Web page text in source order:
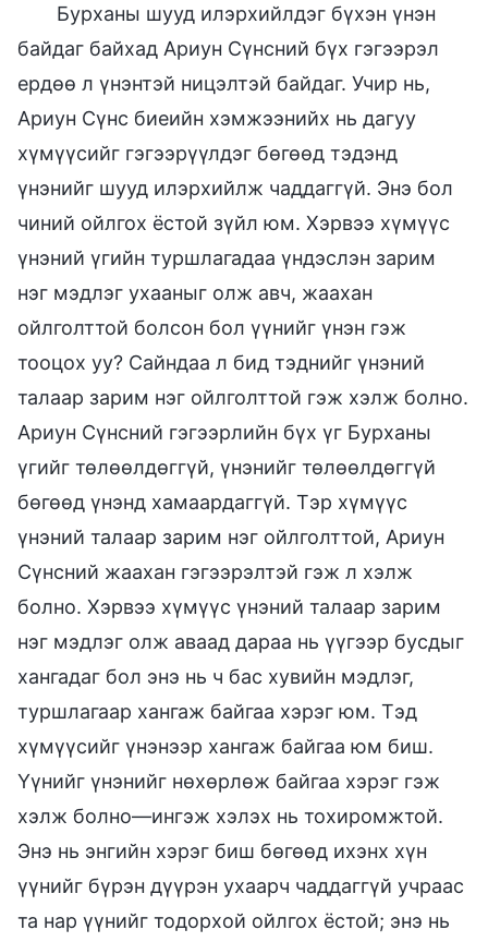
Бурханы шууд илэрхийлдэг бүхэн үнэн
байдаг байхад Ариун Сүнсний бүх гэгээрэл
ердөө л үнэнтэй ницэлтэй байдаг. Учир нь,
Ариун Сүнс биеийн хэмжээнийх нь дагуу
хүмүүсийг гэгээрүүлдэг бөгөөд тэдэнд
үнэнийг шууд илэрхийлж чаддаггүй. Энэ бол
чиний ойлгох ёстой зүйл юм. Хэрвээ хүмүүс
үнэний үгийн туршлагадаа үндэслэн зарим
нэг мэдлэг ухааныг олж авч, жаахан
ойлголттой болсон бол үүнийг үнэн гэж
тооцох уу? Сайндаа л бид тэднийг үнэний
талаар зарим нэг ойлголттой гэж хэлж болно.
Ариун Сүнсний гэгээрлийн бүх үг Бурханы
үгийг төлөөлдөггүй, үнэнийг төлөөлдөггүй
бөгөөд үнэнд хамаардаггүй. Тэр хүмүүс
үнэний талаар зарим нэг ойлголттой, Ариун
Сүнсний жаахан гэгээрэлтэй гэж л хэлж
болно. Хэрвээ хүмүүс үнэний талаар зарим
нэг мэдлэг олж аваад дараа нь үүгээр бусдыг
хангадаг бол энэ нь ч бас хувийн мэдлэг,
туршлагаар хангаж байгаа хэрэг юм. Тэд
хүмүүсийг үнэнээр хангаж байгаа юм биш.
Үүнийг үнэнийг нөхөрлөж байгаа хэрэг гэж
хэлж болно—ингэж хэлэх нь тохиромжтой.
Энэ нь энгийн хэрэг биш бөгөөд ихэнх хүн
үүнийг бүрэн дүүрэн ухаарч чаддаггүй учраас
та нар үүнийг тодорхой ойлгох ёстой; энэ нь